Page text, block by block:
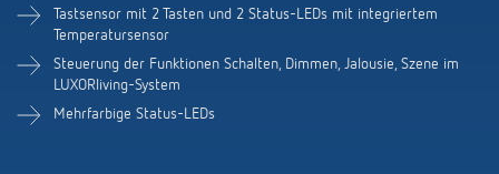
Referenzen
HEMS
Engagement
Design
Historie
Vertrieb Weltweit
Ansprechpartner OEM
LUXORliving
Tastsensor mit 2 Tasten und 2 Status-LEDs mit integriertem
Temperatursensor
Steuerung der Funktionen Schalten, Dimmen, Jalousie, Szene im
LUXORliving-System
Mehrfarbige Status-LEDs